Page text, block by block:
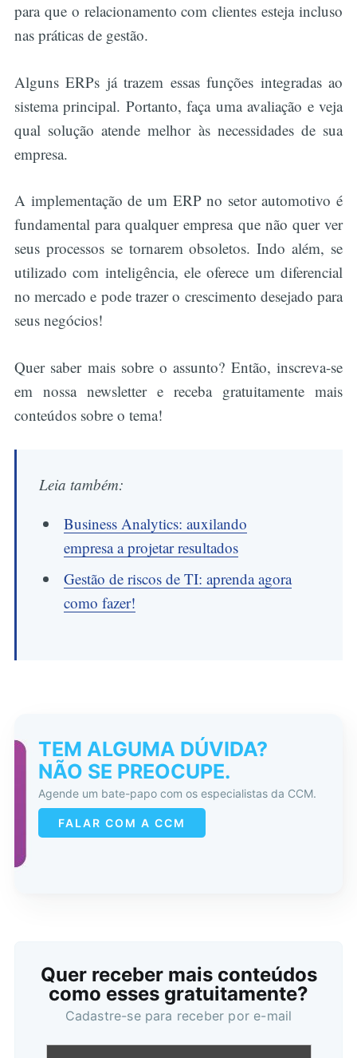
para que o relacionamento com clientes esteja incluso
nas práticas de gestão.
Alguns ERPs já trazem essas funções integradas ao
sistema principal. Portanto, faça uma avaliação e veja
qual solução atende melhor às necessidades de sua
empresa.
A implementação de um ERP no setor automotivo é
fundamental para qualquer empresa que não quer ver
seus processos se tornarem obsoletos. Indo além, se
utilizado com inteligência, ele oferece um diferencial
no mercado e pode trazer o crescimento desejado para
seus negócios!
Quer saber mais sobre o assunto? Então, inscreva-se
em nossa newsletter e receba gratuitamente mais
conteúdos sobre o tema!
Leia também:
Business Analytics: auxilando
empresa a projetar resultados
Gestão de riscos de TI: aprenda agora
como fazer!
TEM ALGUMA DÚVIDA?
NÃO SE PREOCUPE.
Agende um bate-papo com os especialistas da CCM.
FALAR COM A CCM
Quer receber mais conteúdos
como esses gratuitamente?
Cadastre-se para receber por e-mail